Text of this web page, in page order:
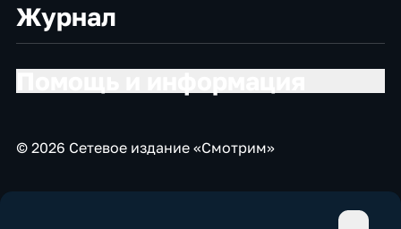
Журнал
© 2026 Сетевое издание «Смотрим»